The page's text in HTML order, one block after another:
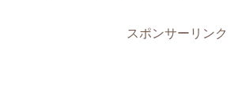
スポンサーリンク